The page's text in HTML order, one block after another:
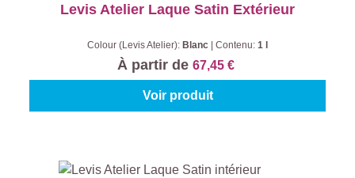
Levis Atelier Laque Satin Extérieur
Colour (Levis Atelier): Blanc Contenu: 1 l
À partir de 67,45 €
Voir produit